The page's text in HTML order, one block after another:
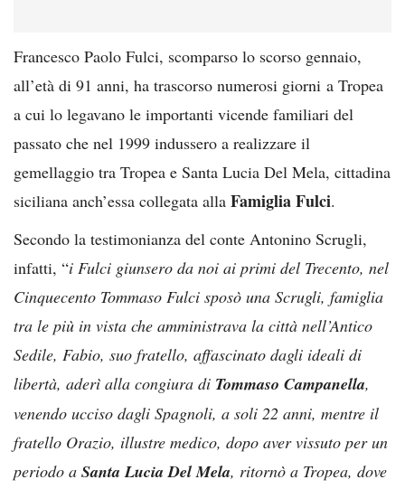
Francesco Paolo Fulci, scomparso lo scorso gennaio,
all’età di 91 anni, ha trascorso numerosi giorni a Tropea
a cui lo legavano le importanti vicende familiari del
passato che nel 1999 indussero a realizzare il
gemellaggio tra Tropea e Santa Lucia Del Mela, cittadina
siciliana anch’essa collegata alla Famiglia Fulci.
Secondo la testimonianza del conte Antonino Scrugli,
infatti, “i Fulci giunsero da noi ai primi del Trecento, nel
Cinquecento Tommaso Fulci sposò una Scrugli, famiglia
tra le più in vista che amministrava la città nell’Antico
Sedile, Fabio, suo fratello, affascinato dagli ideali di
libertà, aderì alla congiura di Tommaso Campanella,
venendo ucciso dagli Spagnoli, a soli 22 anni, mentre il
fratello Orazio, illustre medico, dopo aver vissuto per un
periodo a Santa Lucia Del Mela, ritornò a Tropea, dove